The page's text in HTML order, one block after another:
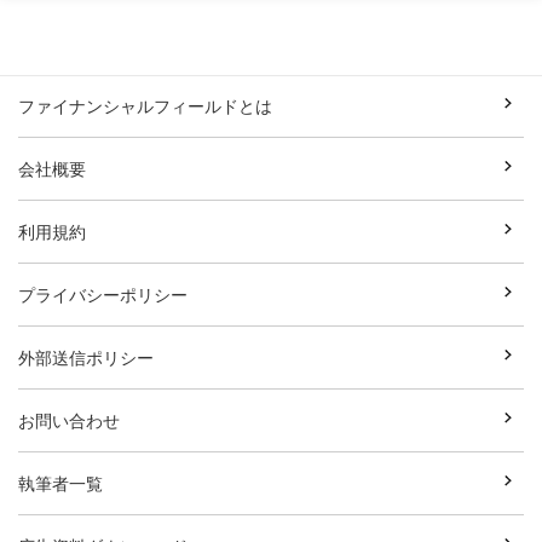
ファイナンシャルフィールドとは
会社概要
利用規約
プライバシーポリシー
外部送信ポリシー
お問い合わせ
執筆者一覧